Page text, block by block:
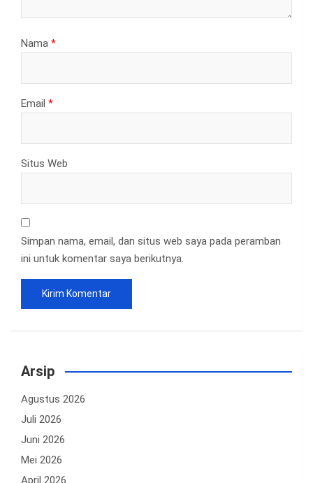
Nama *
Email *
Situs Web
Simpan nama, email, dan situs web saya pada peramban
ini untuk komentar saya berikutnya.
Arsip
Agustus 2026
Juli 2026
Juni 2026
Mei 2026
April 2026